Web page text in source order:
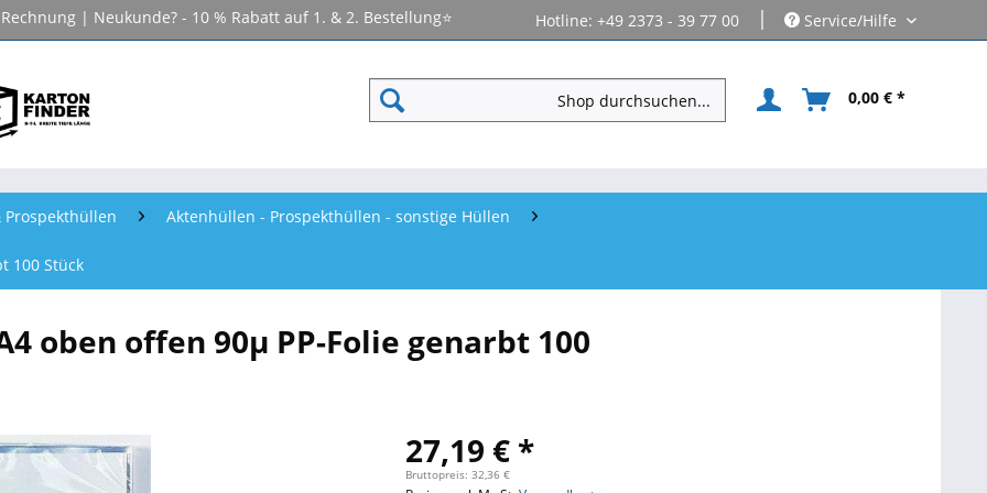
| Neukunde? - 10 % Rabatt auf 1. & 2. Bestellung⭐ Hotline: +49 2373 - 39 77 00 | Service/Hilfe
0,00 € *
Prospekthüllen Aktenhüllen - Prospekthüllen - sonstige Hüllen
100 Stück
oben offen 90µ PP-Folie genarbt 100
27,19 € *
Bruttopreis: 32,36 €